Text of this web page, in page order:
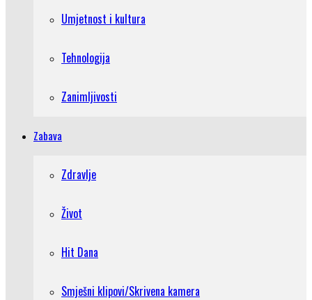
Umjetnost i kultura
Tehnologija
Zanimljivosti
Zabava
Zdravlje
Život
Hit Dana
Smješni klipovi/Skrivena kamera